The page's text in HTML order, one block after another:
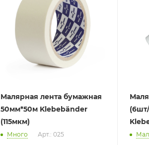
Малярная лента бумажная
50мм*50м Klebebänder
(115мкм)
Много Арт.: 025